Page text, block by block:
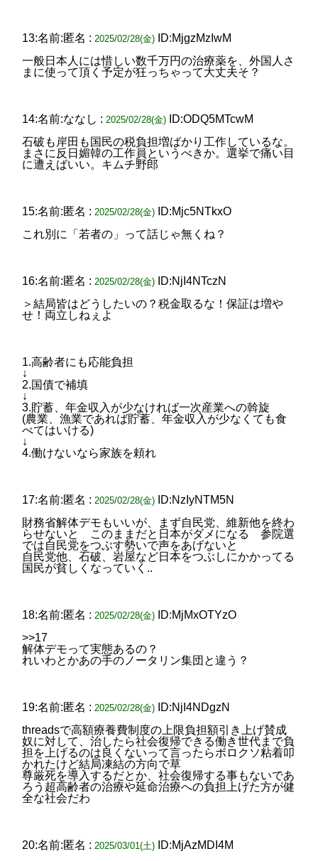
13:名前:匿名 : 2025/02/28(金)
ID:MjgzMzIwM
一般日本人には惜しい数千万円の治療薬を、外国人さ
まに使って頂く予定が狂っちゃって大丈夫そ？
14:名前:ななし : 2025/02/28(金)
ID:ODQ5MTcwM
石破も岸田も国民の税負担増ばかり工作しているな。
まさに反日媚韓の工作員というべきか。選挙で痛い目
に遭えばいい。キムチ野郎
15:名前:匿名 : 2025/02/28(金)
ID:Mjc5NTkxO
これ別に「若者の」って話じゃ無くね？
16:名前:匿名 : 2025/02/28(金)
ID:NjI4NTczN
＞結局皆はどうしたいの？税金取るな！保証は増や
せ！両立しねぇよ
1.高齢者にも応能負担
↓
2.国債で補填
↓
3.貯蓄、年金収入が少なければ一次産業への斡旋
(農業、漁業であれば貯蓄、年金収入が少なくても食
べてはいける)
↓
4.働けないなら家族を頼れ
17:名前:匿名 : 2025/02/28(金)
ID:NzIyNTM5N
財務省解体デモもいいが、まず自民党、維新他を終わ
らせないと このままだと日本がダメになる 参院選
では自民党をつぶす勢いで声をあげないと
自民党他、石破、岩屋など日本をつぶしにかかってる
国民が貧しくなっていく..
18:名前:匿名 : 2025/02/28(金)
ID:MjMxOTYzO
>>17
解体デモって実態あるの？
れいわとかあの手のノータリン集団と違う？
19:名前:匿名 : 2025/02/28(金)
ID:NjI4NDgzN
threadsで高額療養費制度の上限負担額引き上げ賛成
奴に対して、治したら社会復帰できる働き世代まで負
担を上げるのは良くないって言ったらボロクソ粘着叩
かれたけど結局凍結の方向で草
尊厳死を導入するだとか、社会復帰する事もないであ
ろう超高齢者の治療や延命治療への負担上げた方が健
全な社会だわ
20:名前:匿名 : 2025/03/01(土)
ID:MjAzMDI4M